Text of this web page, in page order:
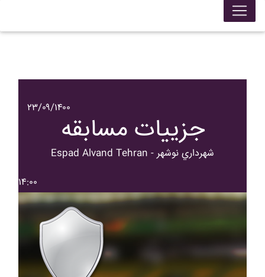
۲۳/۰۹/۱۴۰۰
جزییات مسابقه
Espad Alvand Tehran - شهرداري نوشهر
۱۴:۰۰